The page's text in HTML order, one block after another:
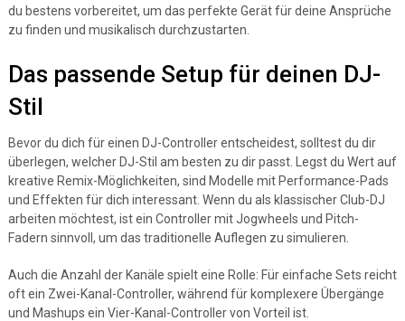
du bestens vorbereitet, um das perfekte Gerät für deine Ansprüche
zu finden und musikalisch durchzustarten.
Das passende Setup für deinen DJ-
Stil
Bevor du dich für einen DJ-Controller entscheidest, solltest du dir
überlegen, welcher DJ-Stil am besten zu dir passt. Legst du Wert auf
kreative Remix-Möglichkeiten, sind Modelle mit Performance-Pads
und Effekten für dich interessant. Wenn du als klassischer Club-DJ
arbeiten möchtest, ist ein Controller mit Jogwheels und Pitch-
Fadern sinnvoll, um das traditionelle Auflegen zu simulieren.
Auch die Anzahl der Kanäle spielt eine Rolle: Für einfache Sets reicht
oft ein Zwei-Kanal-Controller, während für komplexere Übergänge
und Mashups ein Vier-Kanal-Controller von Vorteil ist.